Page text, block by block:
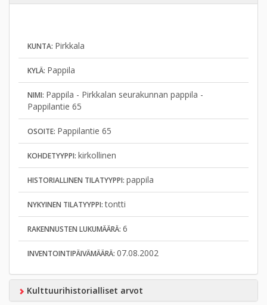
KUNTA: Pirkkala
KYLÄ: Pappila
NIMI: Pappila - Pirkkalan seurakunnan pappila -
Pappilantie 65
OSOITE: Pappilantie 65
KOHDETYYPPI: kirkollinen
HISTORIALLINEN TILATYYPPI: pappila
NYKYINEN TILATYYPPI:tontti
RAKENNUSTEN LUKUMÄÄRÄ: 6
INVENTOINTIPÄIVÄMÄÄRÄ: 07.08.2002
Kulttuurihistorialliset arvot